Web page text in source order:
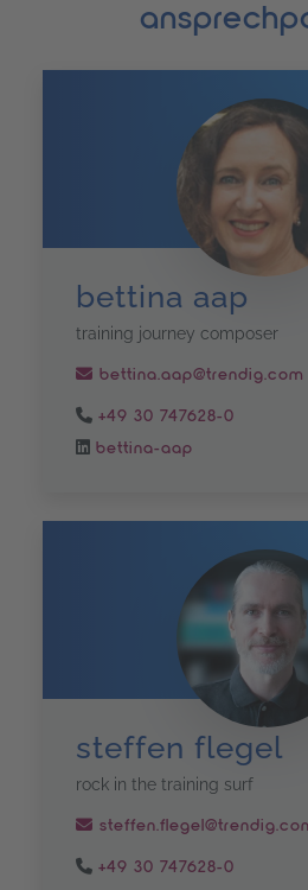
bettina aap
training journey composer
bettina.aap@trendig.com
+49 30 747628-0
bettina-aap
steffen flegel
rock in the training surf
+49 30 747628-0